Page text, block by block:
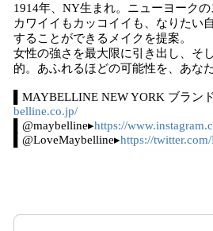
1914年、NY生まれ。ニューヨークの
カワイイもカッコイイも、なりたい
することができるメイクを提案。
女性の強さを最大限に引き出し、そ
的。あふれるほどの可能性を、あな
▌MAYBELLINE NEW YORK ブラン
belline.co.jp/
▌@maybelline▸https://
▌@LoveMaybelline▸https://